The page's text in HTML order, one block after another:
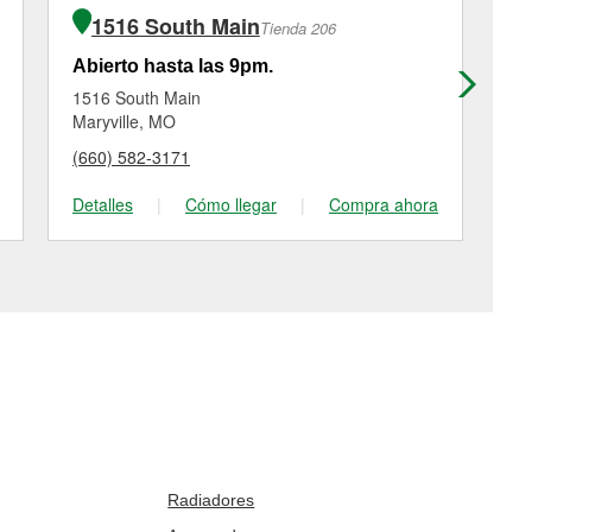
1516 South MainTienda 206
Abierto hasta las 9pm.
1516 South Main
Maryville, MO
(660) 582-3171
Detalles
| Cómo llegar | Compra ahora
Radiadores